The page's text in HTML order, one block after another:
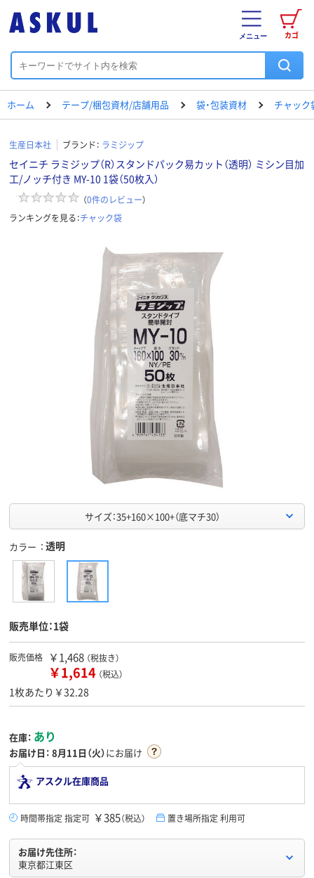
カゴ
メニュー
ホーム テープ/梱包資材/店舗用品 袋・包装資材 チャック
生産日本社 ブランド： ラミジップ
セイニチ ラミジップ（R）スタンドパック易カット（透明） ミシン目加
工/ノッチ付き MY-10 1袋（50枚入）
（0件のレビュー）
ランキングを見る：チャック袋
サイズ：35+160×100+（底マチ30）
カラー 透明
販売単位：1袋
販売価格 ￥1,468 （税抜き）
￥1,614 （税込）
1枚あたり￥32.28
在庫： あり
お届け日： 8月11日（火）にお届け
アスクル在庫商品
時間帯指定 指定可 ￥385（税込） 置き場所指定 利用可
お届け先住所：
東京都江東区